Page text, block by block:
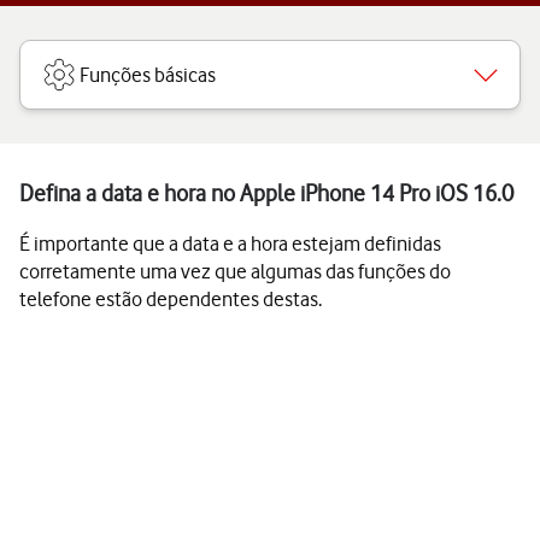
Funções básicas
Defina a data e hora no Apple iPhone 14 Pro iOS 16.0
É importante que a data e a hora estejam definidas
corretamente uma vez que algumas das funções do
telefone estão dependentes destas.